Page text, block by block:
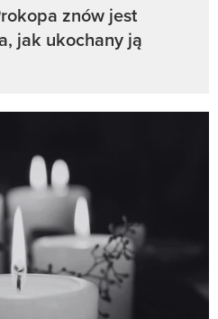
znów jest
jak ukochany ją